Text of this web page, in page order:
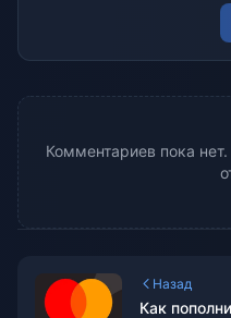
Комментариев пока
Назад
Как